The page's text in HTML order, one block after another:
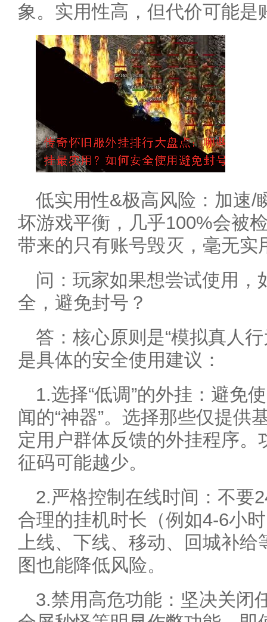
象。实用性高，但代价可能是
低实用性&极高风险：加速/
坏游戏平衡，几乎100%会被
带来的只有账号毁灭，毫无实
问：玩家如果想尝试使用，
全，避免封号？
答：核心原则是“模拟真人
是具体的安全使用建议：
1.选择“低调”的外挂：避免
闻的“神器”。选择那些仅提供
定用户群体反馈的外挂程序
征码可能越少。
2.严格控制在线时间：不要
合理的挂机时长（例如4-6小
上线、下线、移动、回城补给
图也能降低风险。
3.禁用高危功能：坚决关闭